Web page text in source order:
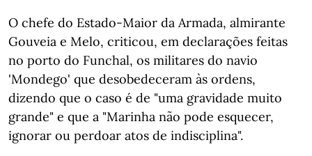
O chefe do Estado-Maior da Armada, almirante
Gouveia e Melo, criticou, em declarações feitas
no porto do Funchal, os militares do navio
'Mondego' que desobedeceram às ordens,
dizendo que o caso é de "uma gravidade muito
grande" e que a "Marinha não pode esquecer,
ignorar ou perdoar atos de indisciplina".